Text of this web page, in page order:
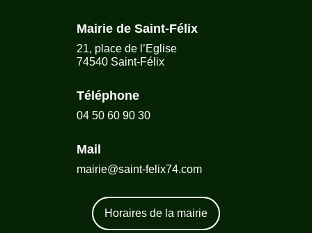
Mairie de Saint-Félix
21, place de l’Eglise
74540 Saint-Félix
Téléphone
04 50 60 90 30
Mail
mairie@saint-felix74.com
Horaires de la mairie